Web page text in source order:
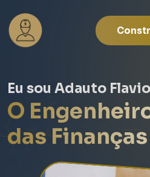
Eu sou Adauto Flavio
O
das Finanças